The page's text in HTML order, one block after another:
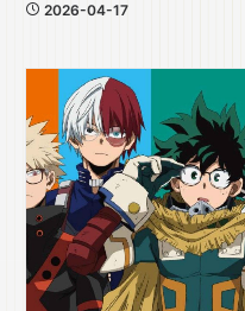
2026-04-17